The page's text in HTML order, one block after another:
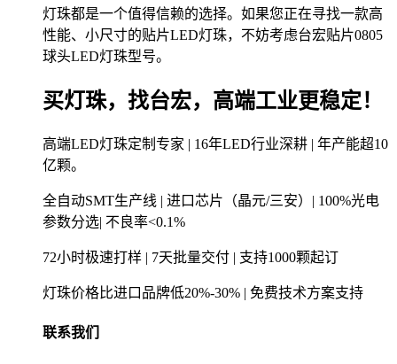
灯珠都是一个值得信赖的选择。如果您正在寻找一款高
性能、小尺寸的贴片LED灯珠，不妨考虑台宏贴片0805
球头LED灯珠型号。
买灯珠，找台宏，高端工业更稳定！
高端LED灯珠定制专家 | 16年LED行业深耕 | 年产能超10
亿颗。
全自动SMT生产线 | 进口芯片（晶元/三安）| 100%光电
参数分选| 不良率<0.1%
72小时极速打样 | 7天批量交付 | 支持1000颗起订
灯珠价格比进口品牌低20%-30% | 免费技术方案支持
联系我们